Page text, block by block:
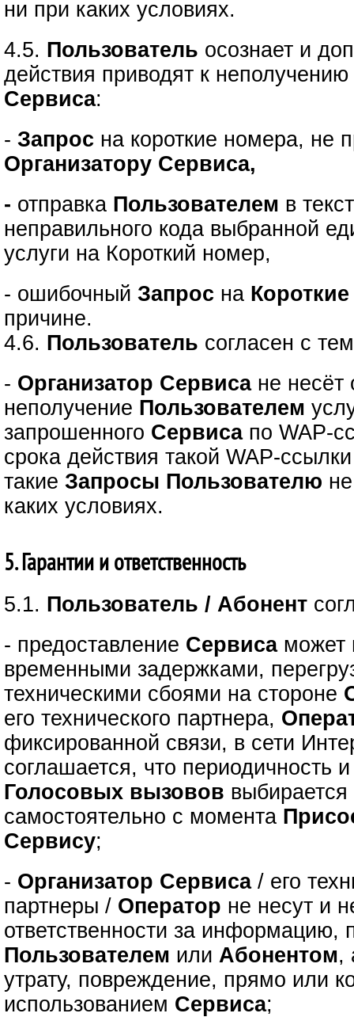
ни при каких условиях.
4.5. Пользователь осознает и
действия приводят к
Сервиса:
-Запрос на короткие номера, не
Организатору Сервиса,
- отправка Пользователем в
неправильного кода выбранной
услуги на Короткий номер,
- ошибочныйЗапрос на
причине.
4.6. Пользователь согласен с
- Организатор Сервиса не несёт
неполучение Пользователем
запрошенного Сервисапо WAP-
срока действия такой WAP-
такиеЗапросы Пользователю
каких условиях.
5. Гарантии и ответственность
5.1. Пользователь / Абонент
- предоставление Сервиса может
временными задержками,
техническими сбоями на стороне
его технического партнера,
фиксированной связи, в сети
соглашается, что периодичность
Голосовых вызовов выбирается
самостоятельно с момента
Сервису;
- Организатор Сервиса/ его
партнеры / Оператор не несут и
ответственности за информацию,
Пользователем илиАбонентом,
утрату, повреждение, прямо или
использованием Сервиса;